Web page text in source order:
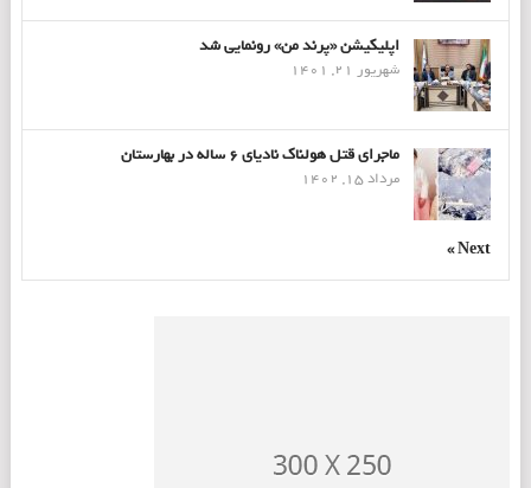
اپلیکیشن «پرند من» رونمایی شد
شهریور 21, 1401
ماجرای قتل هولناک نادیای ۶ ساله در بهارستان
مرداد 15, 1402
Next »